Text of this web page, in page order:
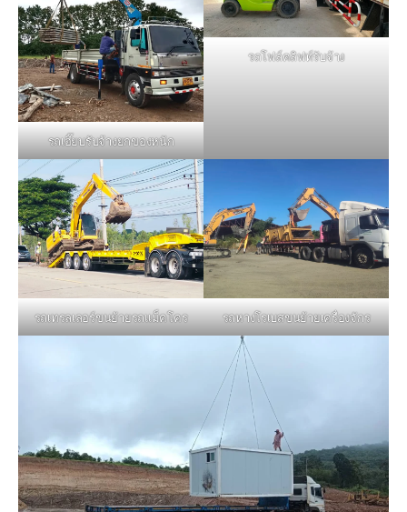
รถเฮี๊ยบรับจ้างยกของหนัก
รถโฟล์คลิฟท์รับจ้าง
รถเทรลเลอร์ขนย้ายรถแม็คโคร รถหางโรเบสขนย้ายเครื่องจักร